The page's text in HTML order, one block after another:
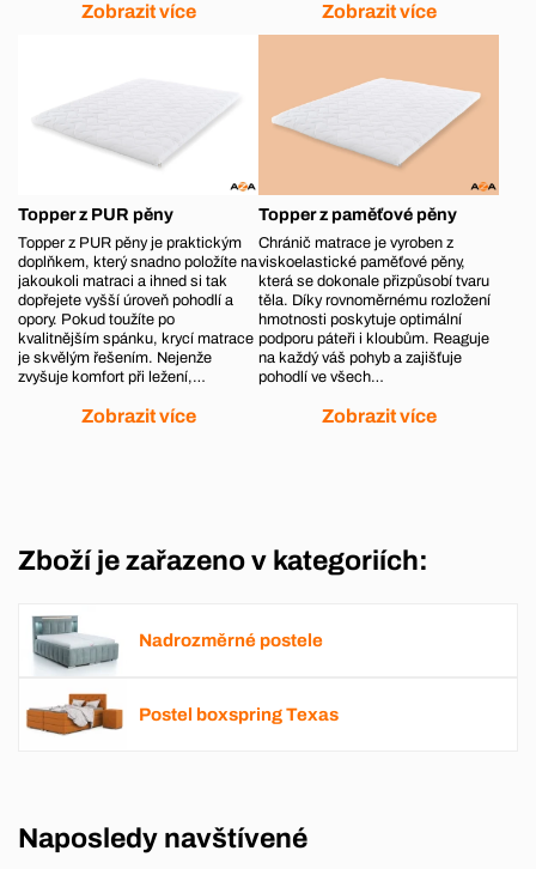
Zobrazit více Zobrazit více
Topper z PUR pěny
Topper z PUR pěny je praktickým
doplňkem, který snadno položíte na
jakoukoli matraci a ihned si tak
dopřejete vyšší úroveň pohodlí a
opory. Pokud toužíte po
kvalitnějším spánku, krycí matrace
je skvělým řešením. Nejenže
zvyšuje komfort při ležení,…
Zobrazit více
Topper z paměťové pěny
Chránič matrace je vyroben z
viskoelastické paměťové pěny,
která se dokonale přizpůsobí tvaru
těla. Díky rovnoměrnému rozložení
hmotnosti poskytuje optimální
podporu páteři i kloubům. Reaguje
na každý váš pohyb a zajišťuje
pohodlí ve všech…
Zobrazit více
Zboží je zařazeno v kategoriích:
Nadrozměrné postele
Postel boxspring Texas
Naposledy navštívené